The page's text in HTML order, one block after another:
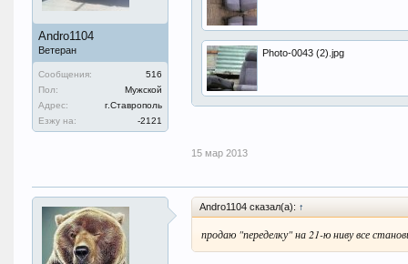
Andro1104
Ветеран
Сообщения:
516
Пол:
Мужской
Адрес:
г.Ставрополь
Езжу на:
-2121
Photo-0043 (2).jpg
15 мар 2013
Andro1104 сказал(а): ↑
продаю "переделку" на 21-ю ниву все